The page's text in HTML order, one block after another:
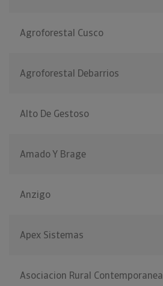
Agroforestal Cusco
Agroforestal Debarrios
Alto De Gestoso
Amado Y Brage
Anzigo
Apex Sistemas
Asociacion Rural Contemporanea